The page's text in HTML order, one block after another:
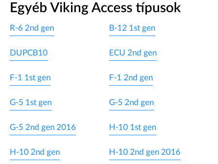
Egyéb Viking Access típusok
R-6 2nd gen B-12 1st gen
DUPCB10 ECU 2nd gen
F-1 1st gen F-1 2nd gen
G-5 1st gen G-5 2nd gen
G-5 2nd gen 2016 H-10 1st gen
H-10 2nd gen H-10 2nd gen 2016